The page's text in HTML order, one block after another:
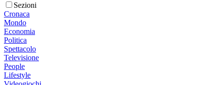
Sezioni
Cronaca
Mondo
Economia
Politica
Spettacolo
Televisione
People
Lifestyle